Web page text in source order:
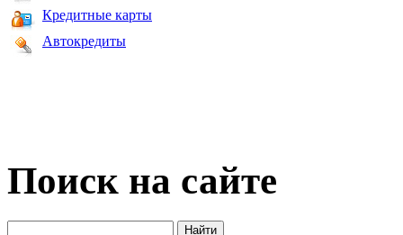
Кредитные карты
Автокредиты
Поиск на сайте